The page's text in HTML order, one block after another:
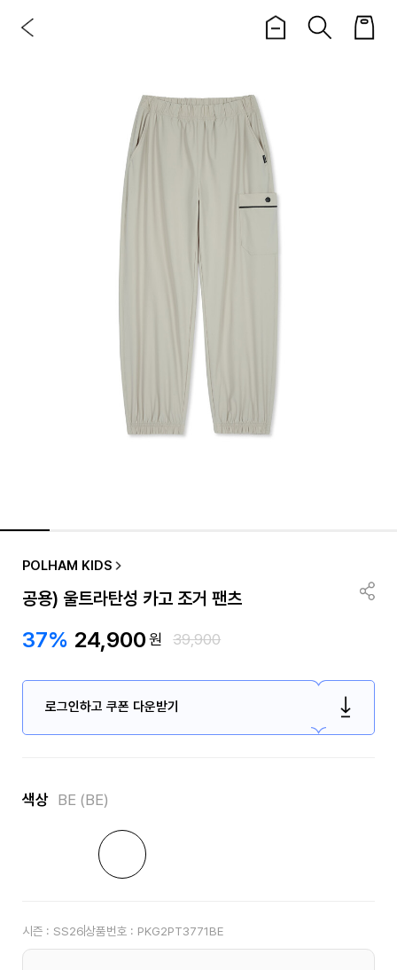
POLHAM KIDS
공용) 울트라탄성 카고 조거 팬츠
37% 24,900원 39,900
로그인하고 쿠폰 다운받기
색상 BE (BE)
시즌 : SS26상품번호 : PKG2PT3771BE